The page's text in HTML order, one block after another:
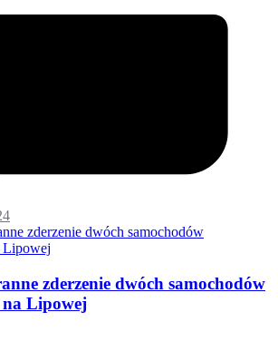
zderzenie dwóch samochodów
na Lipowej